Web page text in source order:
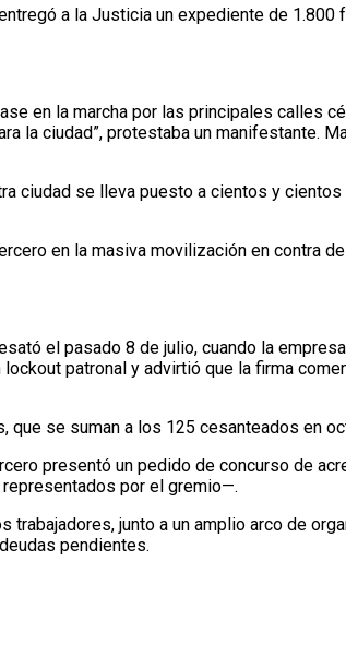
a la Justicia un expediente de
en la marcha por las principales
la ciudad”, protestaba un manifestante.
ciudad se lleva puesto a cientos y
en la masiva movilización en contra
el pasado 8 de julio, cuando la
patronal y advirtió que la firma
se suman a los 125 cesanteados en
presentó un pedido de concurso de
por el gremio—.
junto a un amplio arco de
pendientes.